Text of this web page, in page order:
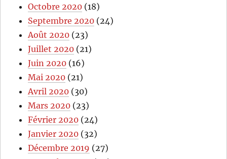
Octobre 2020 (18)
Septembre 2020 (24)
Août 2020 (23)
Juillet 2020 (21)
Juin 2020 (16)
Mai 2020 (21)
Avril 2020 (30)
Mars 2020 (23)
Février 2020 (24)
Janvier 2020 (32)
Décembre 2019 (27)